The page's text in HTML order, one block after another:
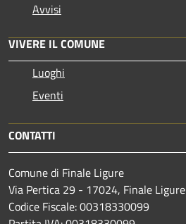
Avvisi
VIVERE IL COMUNE
Luoghi
Eventi
CONTATTI
Comune di Finale Ligure
Via Pertica 29 - 17024, Finale Ligure
Codice Fiscale: 00318330099